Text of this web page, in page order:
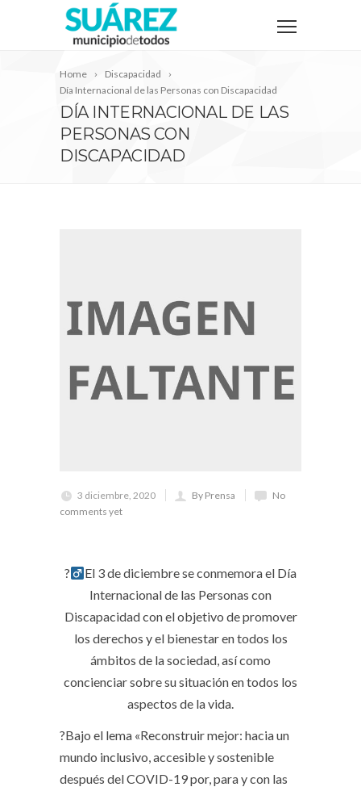
Home
Discapacidad
Día Internacional de las Personas con Discapacidad
DÍA INTERNACIONAL DE LAS
PERSONAS CON
DISCAPACIDAD
3 diciembre, 2020 By Prensa
No
comments yet
?‍
El 3 de diciembre se conmemora el Día
Internacional de las Personas con
Discapacidad con el objetivo de promover
los derechos y el bienestar en todos los
ámbitos de la sociedad, así como
concienciar sobre su situación en todos los
aspectos de la vida.
?Bajo el lema «Reconstruir mejor: hacia un
mundo inclusivo, accesible y sostenible
después del COVID-19 por, para y con las